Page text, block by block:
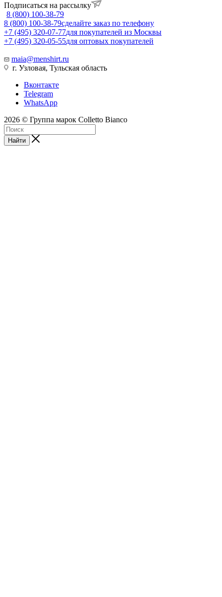
Подписаться на рассылку
8 (800) 100-38-79
8 (800) 100-38-79сделайте заказ по телефону
+7 (495) 320-07-77для покупателей из Москвы
+7 (495) 320-05-55для оптовых покупателей
maia@menshirt.ru
г. Узловая, Тульская область
Вконтакте
Telegram
WhatsApp
2026 © Группа марок Colletto Bianco
Найти